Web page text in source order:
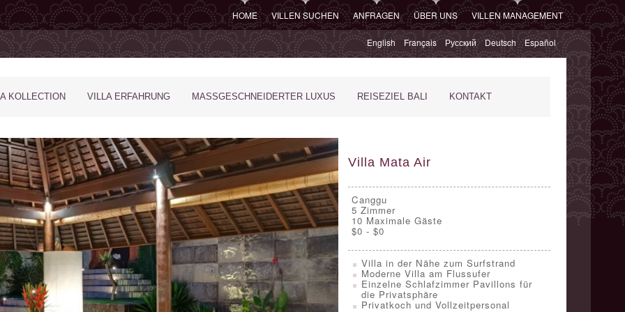
HOME VILLEN SUCHEN ANFRAGEN ÜBER UNS VILLEN MANAGEMENT
English Français Русский Deutsch Español
KOLLECTION VILLA ERFAHRUNG MASSGESCHNEIDERTER LUXUS REISEZIEL BALI KONTAKT
Villa Mata Air
Canggu
5 Zimmer
10 Maximale Gäste
$0 - $0
Villa in der Nähe zum Surfstrand
Moderne Villa am Flussufer
Einzelne Schlafzimmer Pavillons für
die Privatsphäre
Privatkoch und Vollzeitpersonal